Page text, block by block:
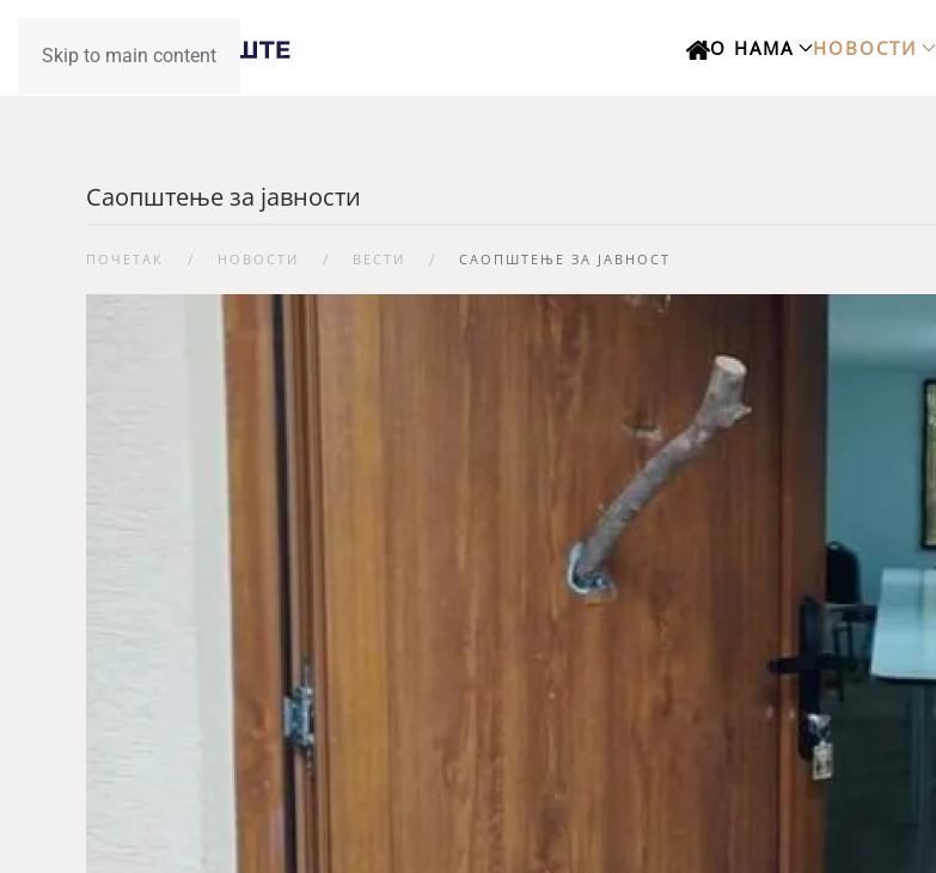
Skip to main content О НАМА НОВОСТИ
Саопштење за јавности
ПОЧЕТАК НОВОСТИ ВЕСТИ САОПШТЕЊЕ ЗА ЈАВНОСТ